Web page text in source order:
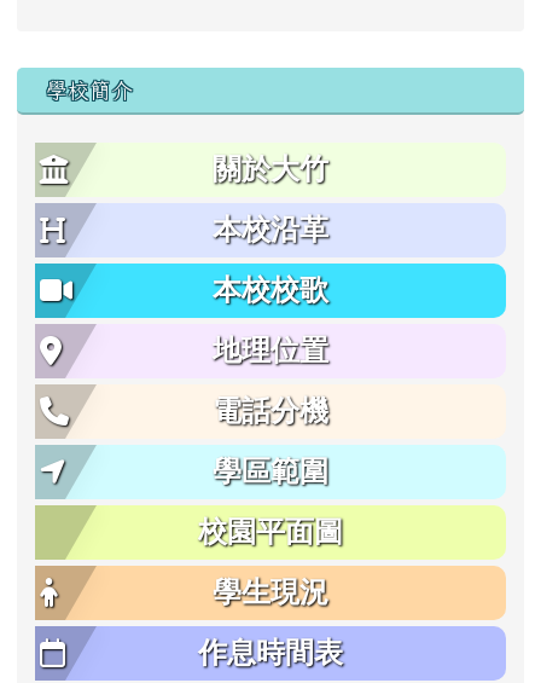
學校簡介
關於大竹
本校沿革
本校校歌
地理位置
電話分機
學區範圍
校園平面圖
學生現況
作息時間表